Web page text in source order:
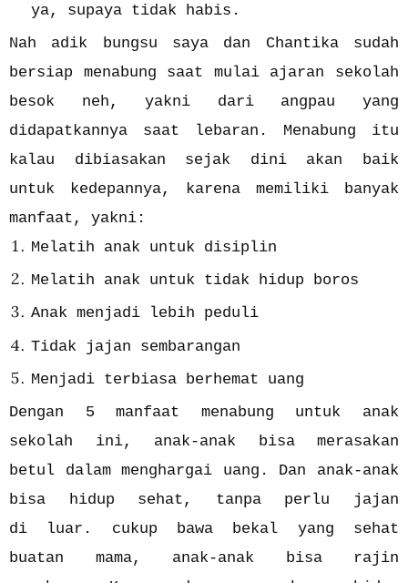
ya, supaya tidak habis.
Nah adik bungsu saya dan Chantika sudah
bersiap menabung saat mulai ajaran sekolah
besok neh, yakni dari angpau yang
didapatkannya saat lebaran. Menabung itu
kalau dibiasakan sejak dini akan baik
untuk kedepannya, karena memiliki banyak
manfaat, yakni:
Melatih anak untuk disiplin
Melatih anak untuk tidak hidup boros
Anak menjadi lebih peduli
Tidak jajan sembarangan
Menjadi terbiasa berhemat uang
Dengan 5 manfaat menabung untuk anak
sekolah ini, anak-anak bisa merasakan
betul dalam menghargai uang. Dan anak-anak
bisa hidup sehat, tanpa perlu jajan
di luar. cukup bawa bekal yang sehat
buatan mama, anak-anak bisa rajin